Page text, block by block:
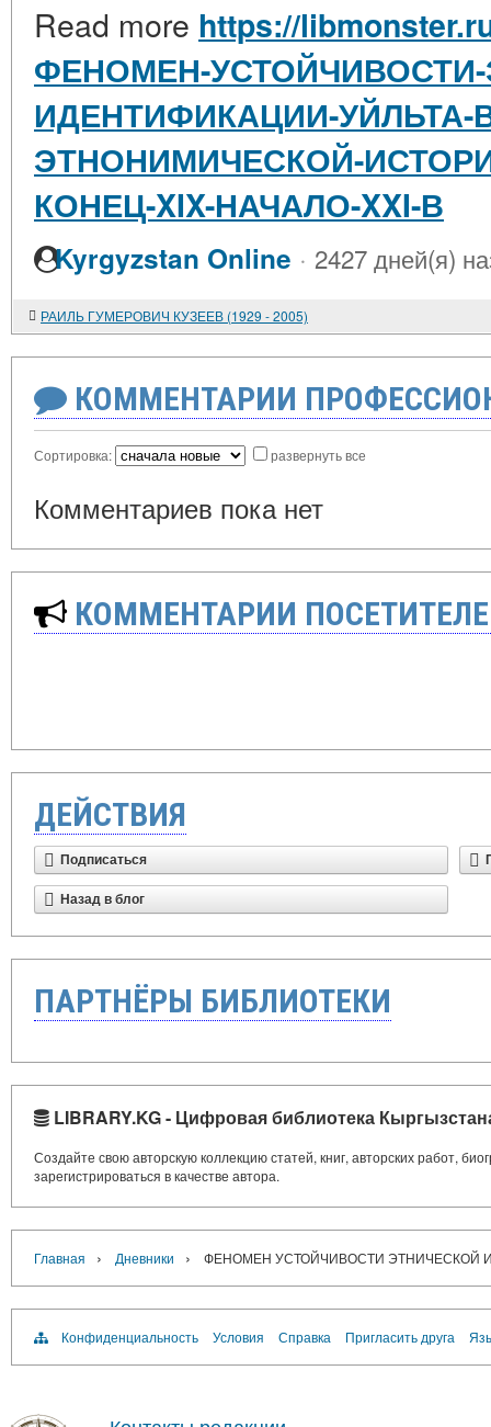
Read more https://
ФЕНОМЕН-
ИДЕНТИФИКАЦИИ-УЙЛЬТА-
ЭТНОНИМИЧЕСКОЙ-
КОНЕЦ-XIX-НАЧАЛО-XXI-В
Kyrgyzstan Online · 2427 дней(я)
РАИЛЬ ГУМЕРОВИЧ КУЗЕЕВ (1929 - 2005)
КОММЕНТАРИИ
Сортировка: развернуть все
Комментариев пока нет
КОММЕНТАРИИ
ДЕЙСТВИЯ
Подписаться
Назад в блог
ПАРТНЁРЫ БИБЛИОТЕКИ
LIBRARY.KG - Цифровая библиотека
Создайте свою авторскую коллекцию статей, книг, авторских работ,
зарегистрироваться в качестве автора.
Главная › Дневники › ФЕНОМЕН УСТОЙЧИВОСТИ ЭТНИЧЕСКОЙ
Конфиденциальность Условия Справка Пригласить друга